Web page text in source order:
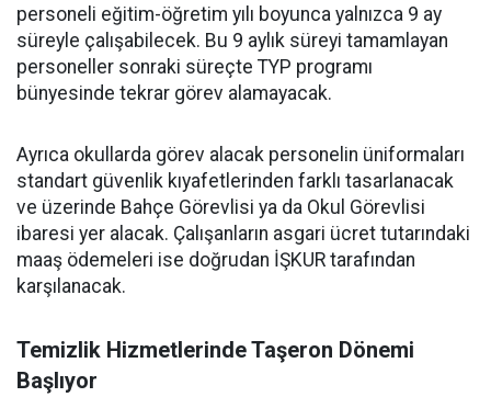
personeli eğitim-öğretim yılı boyunca yalnızca 9 ay
süreyle çalışabilecek. Bu 9 aylık süreyi tamamlayan
personeller sonraki süreçte TYP programı
bünyesinde tekrar görev alamayacak.
Ayrıca okullarda görev alacak personelin üniformaları
standart güvenlik kıyafetlerinden farklı tasarlanacak
ve üzerinde Bahçe Görevlisi ya da Okul Görevlisi
ibaresi yer alacak. Çalışanların asgari ücret tutarındaki
maaş ödemeleri ise doğrudan İŞKUR tarafından
karşılanacak.
Temizlik Hizmetlerinde Taşeron Dönemi
Başlıyor